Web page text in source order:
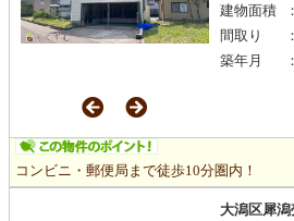
建物面積
間取り
築年月
コンビニ・郵便局まで徒歩10分圏内！
大潟区犀